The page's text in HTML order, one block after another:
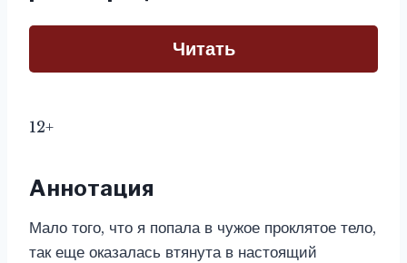
Читать
12+
Аннотация
Мало того, что я попала в чужое проклятое тело,
так еще оказалась втянута в настоящий